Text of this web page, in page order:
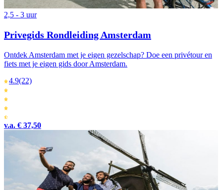
2,5 - 3 uur
Privegids Rondleiding Amsterdam
Ontdek Amsterdam met je eigen gezelschap? Doe een privétour en
fiets met je eigen gids door Amsterdam.
4.9(22)
v.a. € 37,50